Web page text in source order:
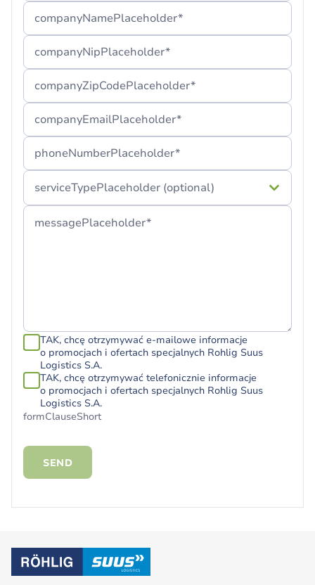
companyNamePlaceholder*
companyNipPlaceholder*
companyZipCodePlaceholder*
companyEmailPlaceholder*
phoneNumberPlaceholder*
serviceTypePlaceholder (optional)
messagePlaceholder*
TAK, chcę otrzymywać e-mailowe informacje
o promocjach i ofertach specjalnych Rohlig Suus
Logistics S.A.
TAK, chcę otrzymywać telefonicznie informacje
o promocjach i ofertach specjalnych Rohlig Suus
Logistics S.A.
formClauseShort
SEND
Jeżeli nie możesz odnaleźć naszej wiadomości,
sugerujemy sprawdzenie folderu „Spam” lub
odczekanie kilku minut.